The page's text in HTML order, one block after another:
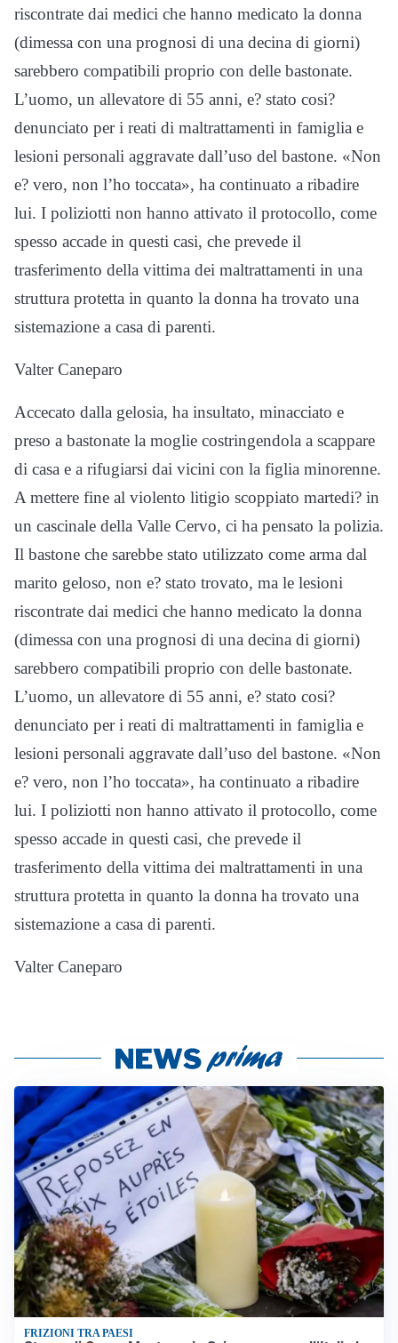
riscontrate dai medici che hanno medicato la donna
(dimessa con una prognosi di una decina di giorni)
sarebbero compatibili proprio con delle bastonate.
L’uomo, un allevatore di 55 anni, e? stato cosi?
denunciato per i reati di maltrattamenti in famiglia e
lesioni personali aggravate dall’uso del bastone. «Non
e? vero, non l’ho toccata», ha continuato a ribadire
lui. I poliziotti non hanno attivato il protocollo, come
spesso accade in questi casi, che prevede il
trasferimento della vittima dei maltrattamenti in una
struttura protetta in quanto la donna ha trovato una
sistemazione a casa di parenti.
Valter Caneparo
Accecato dalla gelosia, ha insultato, minacciato e
preso a bastonate la moglie costringendola a scappare
di casa e a rifugiarsi dai vicini con la figlia minorenne.
A mettere fine al violento litigio scoppiato martedi? in
un cascinale della Valle Cervo, ci ha pensato la polizia.
Il bastone che sarebbe stato utilizzato come arma dal
marito geloso, non e? stato trovato, ma le lesioni
riscontrate dai medici che hanno medicato la donna
(dimessa con una prognosi di una decina di giorni)
sarebbero compatibili proprio con delle bastonate.
L’uomo, un allevatore di 55 anni, e? stato cosi?
denunciato per i reati di maltrattamenti in famiglia e
lesioni personali aggravate dall’uso del bastone. «Non
e? vero, non l’ho toccata», ha continuato a ribadire
lui. I poliziotti non hanno attivato il protocollo, come
spesso accade in questi casi, che prevede il
trasferimento della vittima dei maltrattamenti in una
struttura protetta in quanto la donna ha trovato una
sistemazione a casa di parenti.
Valter Caneparo
FRIZIONI TRA PAESI